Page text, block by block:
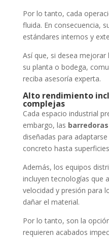
Por lo tanto, cada
fluida. En consecuencia,
estándares internos y
Así que, si desea
su planta o bodega,
reciba asesoría experta.
Alto rendimiento
complejas
Cada espacio industrial
embargo, las
diseñadas para
concreto hasta
Además, los equipos
incluyen tecnologías que
velocidad y presión para
dañar el material.
Por lo tanto, son la
requieren acabados